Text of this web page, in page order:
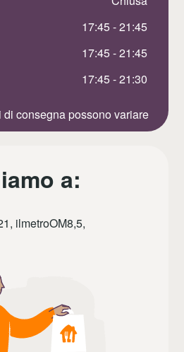
17:45 - 21:45
17:45 - 21:45
17:45 - 21:30
di consegna possono variare
a:
ilmetroOM8,5,